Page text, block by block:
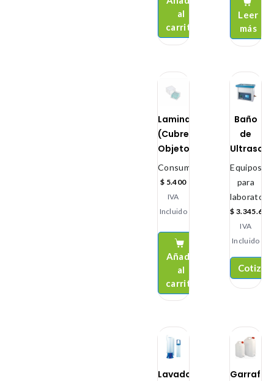
al
carrito
Leer
más
Laminas
(Cubre
Objeto)
Consumibles
$ 5.400
IVA
Incluido
Añadir
al
carrito
Baño
de
Equipos
para
laboratorio
$ 3.345.600
IVA
Incluido
Cotizar
Lavador
Garrafa